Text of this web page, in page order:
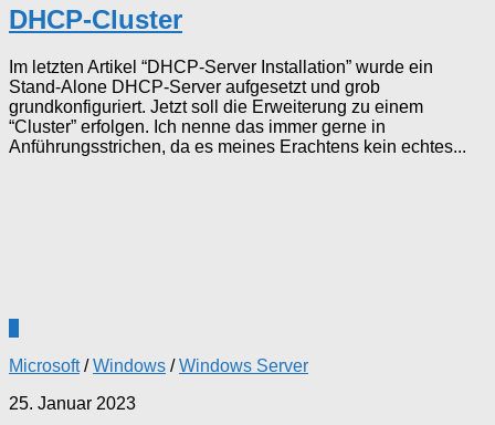
DHCP-Cluster
Im letzten Artikel “DHCP-Server Installation” wurde ein
Stand-Alone DHCP-Server aufgesetzt und grob
grundkonfiguriert. Jetzt soll die Erweiterung zu einem
“Cluster” erfolgen. Ich nenne das immer gerne in
Anführungsstrichen, da es meines Erachtens kein echtes...
Microsoft/Windows /Windows Server
25. Januar 2023